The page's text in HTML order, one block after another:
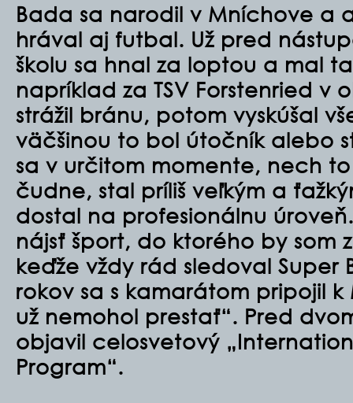
Bada sa narodil v Mníchove a
hrával aj futbal. Už pred
školu sa hnal za loptou a mal
napríklad za TSV Forstenried v
strážil bránu, potom vyskúšal
väčšinou to bol útočník alebo
sa v určitom momente, nech
čudne, stal príliš veľkým a
dostal na profesionálnu
nájsť šport, do ktorého by som
keďže vždy rád sledoval Super
rokov sa s kamarátom pripojil
už nemohol prestať“. Pred
objavil celosvetový
Program“.